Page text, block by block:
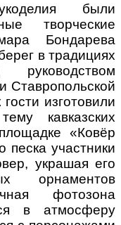
были
творческие
Бондарева
в традициях
Ставропольской
изготовили
кавказских
«Ковёр
участники
украшая его
орнаментов
фотозона
в атмосферу